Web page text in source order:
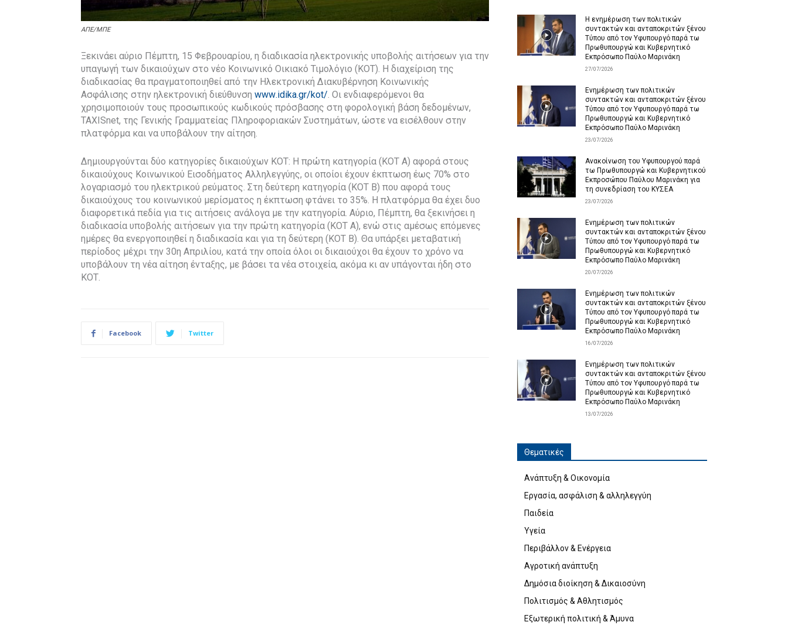
ΑΠΕ/ΜΠΕ
Ξεκινάει αύριο Πέμπτη, 15 Φεβρουαρίου, η διαδικασία ηλεκτρονικής υποβολής αιτήσεων για την
υπαγωγή των δικαιούχων στο νέο Κοινωνικό Οικιακό Τιμολόγιο (ΚΟΤ). Η διαχείριση της
διαδικασίας θα πραγματοποιηθεί από την Ηλεκτρονική Διακυβέρνηση Κοινωνικής
Ασφάλισης στην ηλεκτρονική διεύθυνση www.idika.gr/kot/. Οι ενδιαφερόμενοι θα
χρησιμοποιούν τους προσωπικούς κωδικούς πρόσβασης στη φορολογική βάση δεδομένων,
TAXISnet, της Γενικής Γραμματείας Πληροφοριακών Συστημάτων, ώστε να εισέλθουν στην
πλατφόρμα και να υποβάλουν την αίτηση.
Δημιουργούνται δύο κατηγορίες δικαιούχων ΚΟΤ: Η πρώτη κατηγορία (ΚΟΤ Α) αφορά στους
δικαιούχους Κοινωνικού Εισοδήματος Αλληλεγγύης, οι οποίοι έχουν έκπτωση έως 70% στο
λογαριασμό του ηλεκτρικού ρεύματος. Στη δεύτερη κατηγορία (ΚΟΤ Β) που αφορά τους
δικαιούχους του κοινωνικού μερίσματος η έκπτωση φτάνει το 35%. Η πλατφόρμα θα έχει δυο
διαφορετικά πεδία για τις αιτήσεις ανάλογα με την κατηγορία. Αύριο, Πέμπτη, θα ξεκινήσει η
διαδικασία υποβολής αιτήσεων για την πρώτη κατηγορία (ΚΟΤ Α), ενώ στις αμέσως επόμενες
ημέρες θα ενεργοποιηθεί η διαδικασία και για τη δεύτερη (ΚΟΤ Β). Θα υπάρξει μεταβατική
περίοδος μέχρι την 30η Απριλίου, κατά την οποία όλοι οι δικαιούχοι θα έχουν το χρόνο να
υποβάλουν τη νέα αίτηση ένταξης, με βάσει τα νέα στοιχεία, ακόμα κι αν υπάγονται ήδη στο
ΚΟΤ.
Facebook Twitter
Η ενημέρωση των πολιτικών
συντακτών και ανταποκριτών ξένου
Τύπου από τον Υφυπουργό παρά τω
Πρωθυπουργώ και Κυβερνητικό
Εκπρόσωπο Παύλο Μαρινάκη
27/07/2026
Ενημέρωση των πολιτικών
συντακτών και ανταποκριτών ξένου
Τύπου από τον Υφυπουργό παρά τω
Πρωθυπουργώ και Κυβερνητικό
Εκπρόσωπο Παύλο Μαρινάκη
23/07/2026
Ανακοίνωση του Υφυπουργού παρά
τω Πρωθυπουργώ και Κυβερνητικού
Εκπροσώπου Παύλου Μαρινάκη για
τη συνεδρίαση του ΚΥΣΕΑ
23/07/2026
Ενημέρωση των πολιτικών
συντακτών και ανταποκριτών ξένου
Τύπου από τον Υφυπουργό παρά τω
Πρωθυπουργώ και Κυβερνητικό
Εκπρόσωπο Παύλο Μαρινάκη
20/07/2026
Ενημέρωση των πολιτικών
συντακτών και ανταποκριτών ξένου
Τύπου από τον Υφυπουργό παρά τω
Πρωθυπουργώ και Κυβερνητικό
Εκπρόσωπο Παύλο Μαρινάκη
16/07/2026
Ενημέρωση των πολιτικών
συντακτών και ανταποκριτών ξένου
Τύπου από τον Υφυπουργό παρά τω
Πρωθυπουργώ και Κυβερνητικό
Εκπρόσωπο Παύλο Μαρινάκη
13/07/2026
Θεματικές
Ανάπτυξη & Οικονομία
Εργασία, ασφάλιση & αλληλεγγύη
Παιδεία
Υγεία
Περιβάλλον & Ενέργεια
Αγροτική ανάπτυξη
Δημόσια διοίκηση & Δικαιοσύνη
Πολιτισμός & Αθλητισμός
Εξωτερική πολιτική & Άμυνα